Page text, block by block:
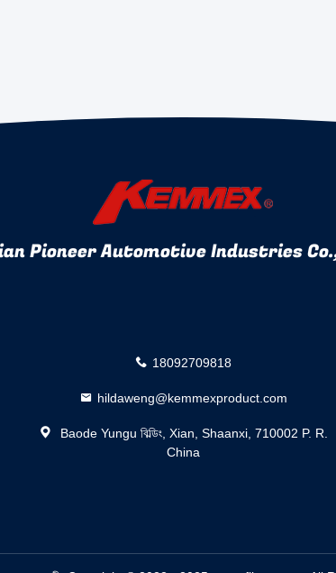
Pioneer Automotive Industries
18092709818
hildaweng@kemmexproduct.com
Baode Yungu বিল্ডিং, Xian, Shaanxi, 710002 P. R.
China